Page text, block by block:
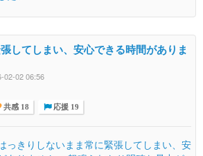
してしまい、安心できる時間がありま
02-02 06:56
共感 18 応援 19
っきりしないまま常に緊張してしまい、安